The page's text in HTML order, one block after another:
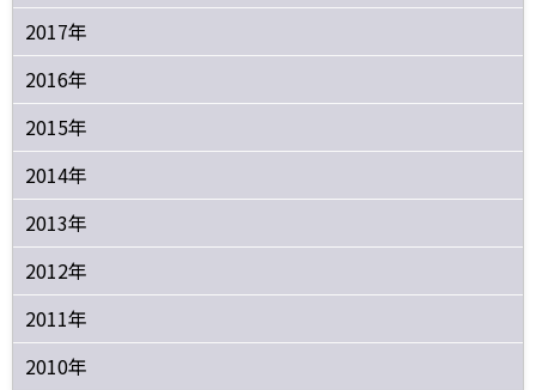
2017年
2016年
2015年
2014年
2013年
2012年
2011年
2010年